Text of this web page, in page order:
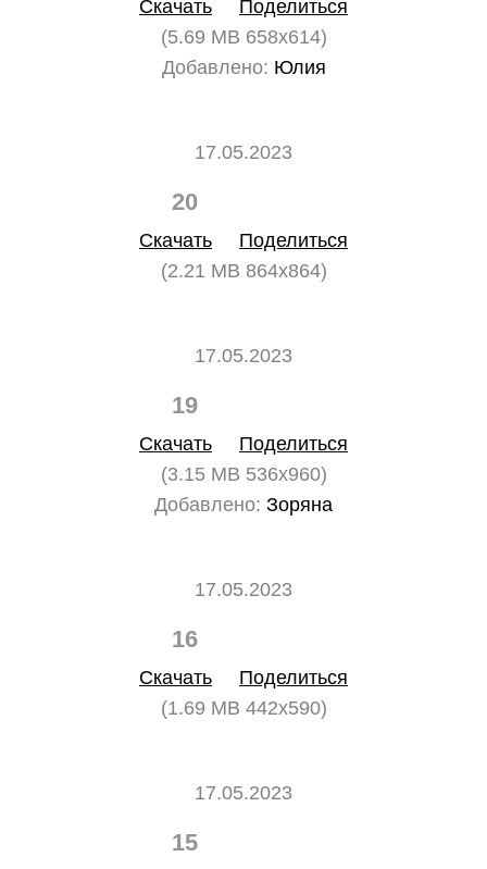
Скачать
Поделиться
(5.69 MB 658x614)
Добавлено: Юлия
17.05.2023
20
Скачать
Поделиться
(2.21 MB 864x864)
17.05.2023
19
Скачать
Поделиться
(3.15 MB 536x960)
Добавлено: Зоряна
17.05.2023
16
Скачать
Поделиться
(1.69 MB 442x590)
17.05.2023
15